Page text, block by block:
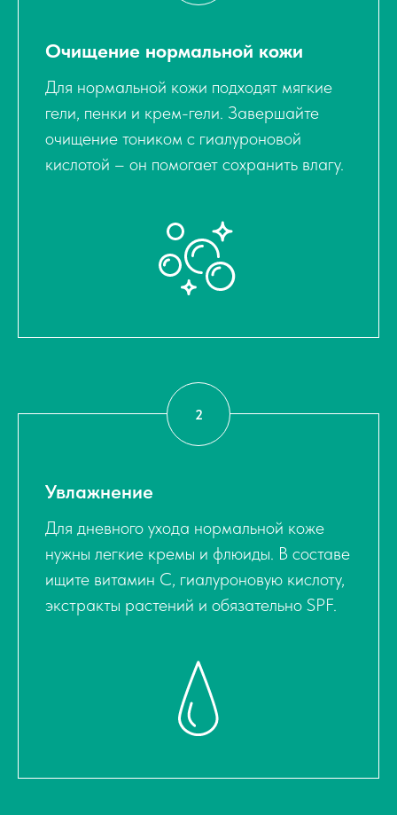
Очищение нормальной кожи
Для нормальной кожи подходят мягкие
гели, пенки и крем-гели. Завершайте
очищение тоником с гиалуроновой
кислотой – он помогает сохранить влагу.
Увлажнение
Для дневного ухода нормальной коже
нужны легкие кремы и флюиды. В составе
ищите витамин С, гиалуроновую кислоту,
экстракты растений и обязательно SPF.
Тест
вашей коже?